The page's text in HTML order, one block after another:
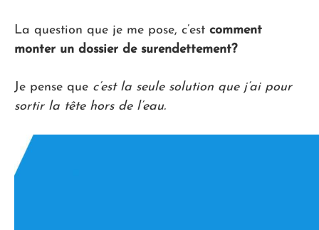
La question que je me pose, c’est comment
monter un dossier de surendettement?
Je pense que c’est la seule solution que j’ai pour
sortir la tête hors de l’eau.